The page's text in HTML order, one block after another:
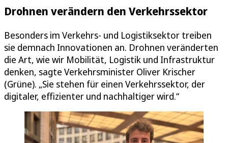
Drohnen verändern den Verkehrssektor
Besonders im Verkehrs- und Logistiksektor treiben
sie demnach Innovationen an. Drohnen veränderten
die Art, wie wir Mobilität, Logistik und Infrastruktur
denken, sagte Verkehrsminister Oliver Krischer
(Grüne). „Sie stehen für einen Verkehrssektor, der
digitaler, effizienter und nachhaltiger wird.“